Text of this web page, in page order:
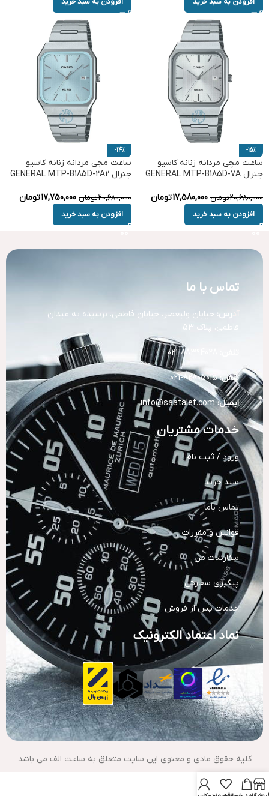
-15%
ساعت مچی مردانه زنانه کاسیو
جنرال GENERAL MTP-B185D-7A
20,680,000تومان 17,580,000تومان
افزودن به سبد خرید
-14%
ساعت مچی مردانه زنانه کاسیو
جنرال GENERAL MTP-B185D-2A2
20,680,000تومان 17,750,000تومان
افزودن به سبد خرید
تماس با ما
رس: خیابان ولیعصر، خیابان فاطمی، نرسیده به میدان
فاطمی، پلاک 53
تلفن:82805015-021
ایمیل: info@saatalef.com
خدمات مشتریان
ورود / ثبت نام
سبد خرید
تماس باما
قوانین و مقررات
سفارشات من
پیگیری سفارش
خدمات پس از فروش
نماد اعتماد الکترونیک
کلیه حقوق مادی و معنوی این سایت متعلق به ساعت الف می باشد